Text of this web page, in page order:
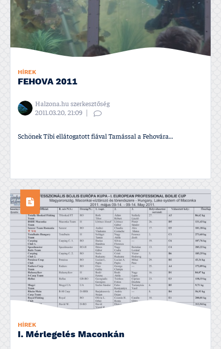
HÍREK
FEHOVA 2011
Halzona.hu szerkesztőség
2011.03.20, 21:09
Schönek Tibi ellátogatott fiával Tamással a Fehovára...
HÍREK
I. Mérlegelés Maconkán